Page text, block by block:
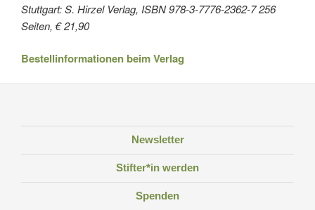
Stuttgart: S. Hirzel Verlag, ISBN 978-3-7776-2362-7 256
Seiten, € 21,90
Bestellinformationen beim Verlag
Newsletter
Stifter*in werden
Spenden